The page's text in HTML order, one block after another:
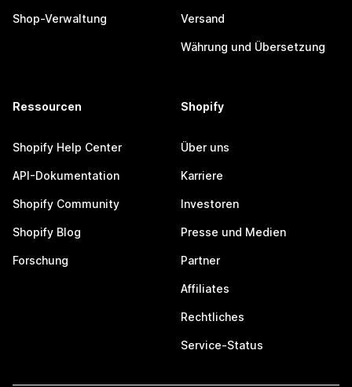
Shop-Verwaltung Versand
Währung und Übersetzung
Ressourcen
Shopify Help Center
API-Dokumentation
Shopify Community
Shopify Blog
Forschung
Shopify
Über uns
Karriere
Investoren
Presse und Medien
Partner
Affiliates
Rechtliches
Service-Status